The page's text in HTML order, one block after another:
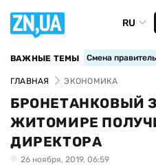
RU
ВАЖНЫЕ ТЕМЫ Смена
ГЛАВНАЯ ЭКОНОМИКА
БРОНЕТАНКОВЫЙ
ЖИТОМИРЕ
ДИРЕКТОРА
26 ноября, 2019, 06:59